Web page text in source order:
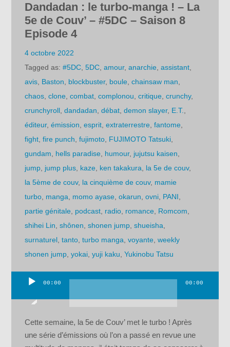
Dandadan : le turbo-manga ! – La
5e de Couv’ – #5DC – Saison 8
Episode 4
4 octobre 2022
Tagged as:#5DC ,5DC ,amour,anarchie ,assistant
avis Baston blockbuster, boule ,chainsaw man
chaos ,clone ,combat ,complonou ,critique ,crunchy,
crunchyroll ,dandadan ,débat ,demon slayer, E.T.
éditeur,émission ,esprit ,extraterrestre ,fantome
fight ,fire punch ,fujimoto FUJIMOTO Tatsuki
gundam
hells paradise humour, jujutsu kaisen
jump jump plus kaze ken takakura la 5e de couv,
la 5ème de couv, la cinquième de couv, mamie
turbo manga momo ayase ,okarun ,ovni PANI
partie génitale podcast radio romance Romcom
shihei Lin ,shônen ,shonen jump ,shueisha
surnaturel ,tanto ,turbo manga ,voyante ,weekly
shonen jump ,yokai ,yuji kaku ,Yukinobu Tatsu
00:00 00:00
Cette semaine, la 5e de Couv’ met le turbo ! Après
une série d’émissions où l’on a passé en revue une